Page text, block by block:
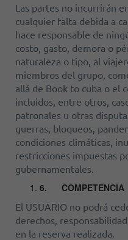
Las partes no incurrirán
cualquier falta debida a
hace responsable de
costo, gasto, demora o
naturaleza o tipo, al
miembros del grupo,
allá de Book to cuba o el
incluidos, entre otros,
patronales u otras
guerras, bloqueos,
condiciones climáticas,
restricciones impuestas
gubernamentales.
6. COMPETENCIA
El USUARIO no podrá
derechos,
en la reserva realizada.